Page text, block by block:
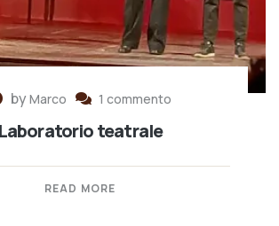
byMarco 1 commento
Laboratorio teatrale
READ MORE